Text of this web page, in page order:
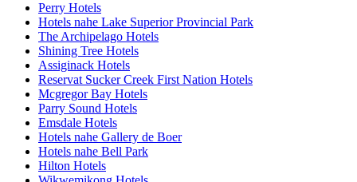
Perry Hotels
Hotels nahe Lake Superior Provincial Park
The Archipelago Hotels
Shining Tree Hotels
Assiginack Hotels
Reservat Sucker Creek First Nation Hotels
Mcgregor Bay Hotels
Parry Sound Hotels
Emsdale Hotels
Hotels nahe Gallery de Boer
Hotels nahe Bell Park
Hilton Hotels